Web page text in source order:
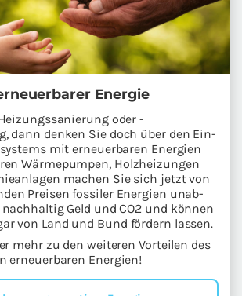
En­er­gie
oder -​
dann den­ken Sie doch über den Ein­
mit er­neu­er­ba­ren En­er­gien
Wär­me­pum­pen, Holz­hei­zun­gen
ma­chen Sie sich jetzt von
Prei­sen fos­si­ler En­er­gien un­ab­
Geld und CO2 und kön­nen
von Land und Bund för­dern las­sen.
mehr zu den wei­te­ren Vor­tei­len des
er­neu­er­ba­ren En­er­gien!